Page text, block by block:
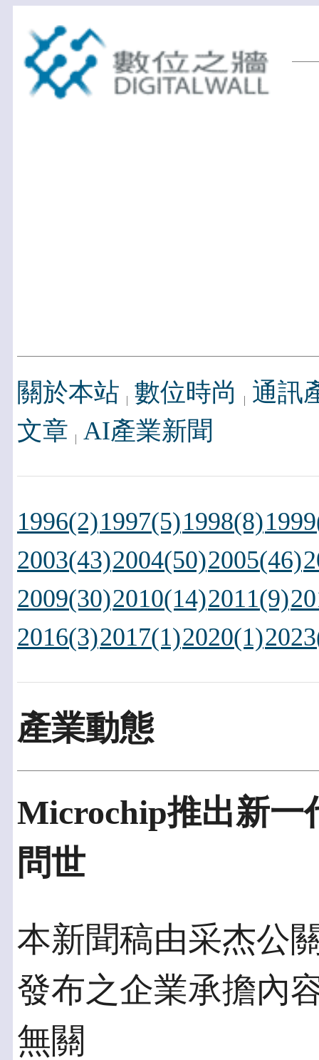
關於本站 數位時尚
通訊
文章 AI產業新聞
1996(2)1997(5)1998(8)
2003(43)2004(50)2005(46)
2009(30)2010(14)2011(9)
2016(3)2017(1)2020(1)
產業動態
Microchip推出新一
問世
本新聞稿由采杰公
發布之企業承擔內
無關